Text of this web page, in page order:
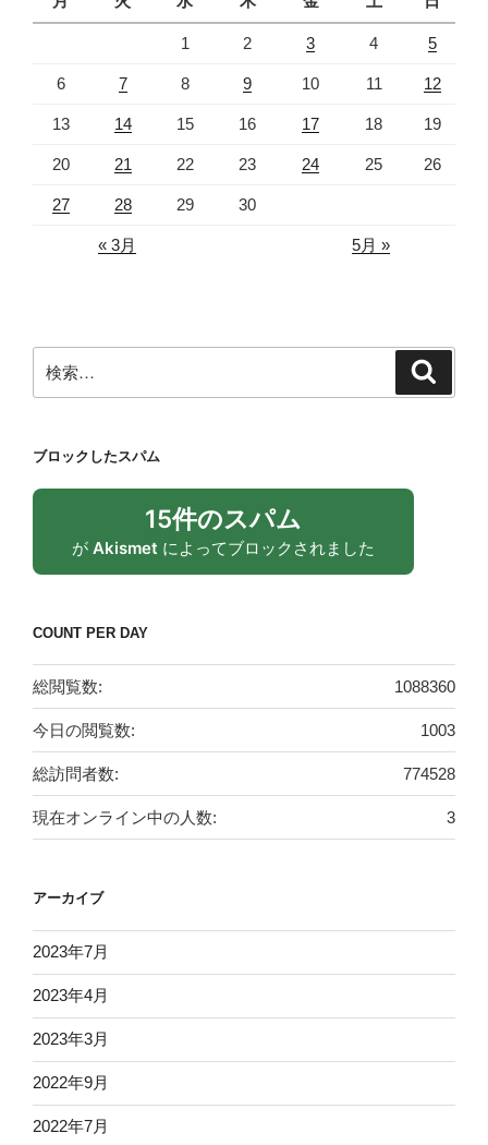
1 2 3 4 5
6 7 8 9 10 11 12
13 14 15 16 17 18 19
20 21 22 23 24 25 26
27 28 29 30
« 3月 5月 »
索:
ブロックしたスパム
15件のスパム
が Akismet によってブロックされました
COUNT PER DAY
1088360
総閲覧数:
1003
今日の閲覧数:
774528
総訪問者数:
3
現在オンライン中の人数:
アーカイブ
2023年7月
2023年4月
2023年3月
2022年9月
2022年7月